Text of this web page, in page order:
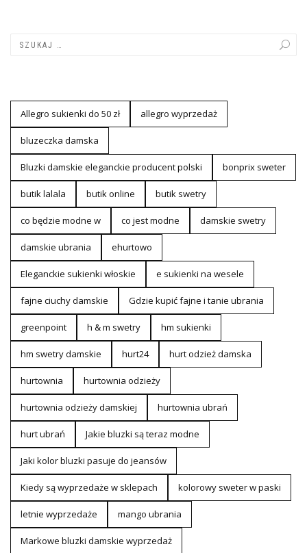
Allegro sukienki do 50 zł allegro wyprzedaż
bluzeczka damska
Bluzki damskie eleganckie producent polski bonprix sweter
butik lalala butik online butik swetry
co będzie modne w co jest modne damskie swetry
damskie ubrania ehurtowo
Eleganckie sukienki włoskie e sukienki na wesele
fajne ciuchy damskie Gdzie kupić fajne i tanie ubrania
greenpoint h & m swetry hm sukienki
hm swetry damskie hurt24 hurt odzież damska
hurtownia hurtownia odzieży
hurtownia odzieży damskiej hurtownia ubrań
hurt ubrań Jakie bluzki są teraz modne
Jaki kolor bluzki pasuje do jeansów
Kiedy są wyprzedaże w sklepach kolorowy sweter w paski
letnie wyprzedaże mango ubrania
Markowe bluzki damskie wyprzedaż